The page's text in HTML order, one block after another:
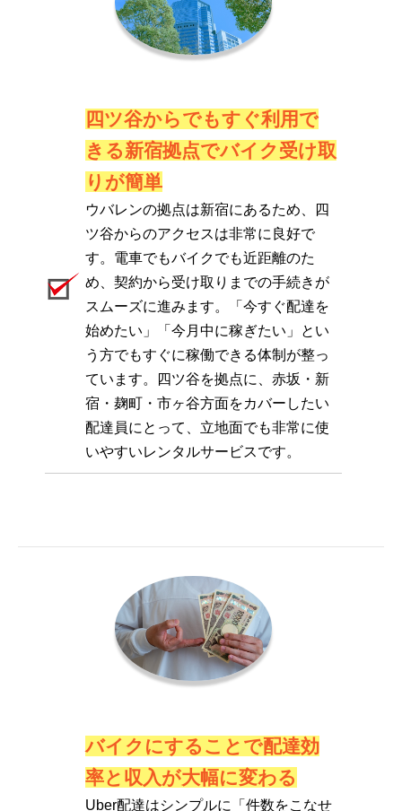
四ツ谷からでもすぐ利用で
きる新宿拠点でバイク受け取
りが簡単
ウバレンの拠点は新宿にあるため、四
ツ谷からのアクセスは非常に良好で
す。電車でもバイクでも近距離のた
め、契約から受け取りまでの手続きが
スムーズに進みます。「今すぐ配達を
始めたい」「今月中に稼ぎたい」とい
う方でもすぐに稼働できる体制が整っ
ています。四ツ谷を拠点に、赤坂・新
宿・麹町・市ヶ谷方面をカバーしたい
配達員にとって、立地面でも非常に使
いやすいレンタルサービスです。
バイクにすることで配達効
率と収入が大幅に変わる
Uber配達はシンプルに「件数をこなせ